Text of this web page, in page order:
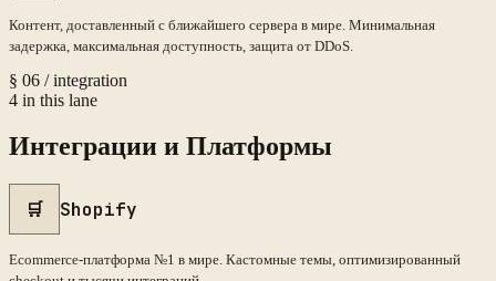
Контент, доставленный с ближайшего сервера в мире. Минимальная
задержка, максимальная доступность, защита от DDoS.
§ 06 /integration
4 in this lane
Интеграции и Платформы
🛒 Shopify
Ecommerce-платформа №1 в мире. Кастомные темы, оптимизированный